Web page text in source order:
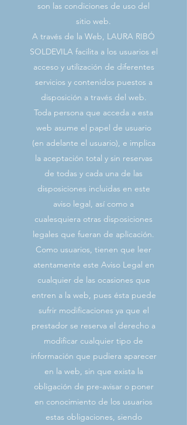
son las condiciones de uso del
sitio web.
A través de la Web, LAURA RIBÓ
SOLDEVILA facilita a los usuarios el
acceso y utilización de diferentes
servicios y contenidos puestos a
disposición a través del web.
Toda persona que acceda a esta
web asume el papel de usuario
(en adelante el usuario), e implica
la aceptación total y sin reservas
de todas y cada una de las
disposiciones incluidas en este
aviso legal, así como a
cualesquiera otras disposiciones
legales que fueran de aplicación.
Como usuarios, tienen que leer
atentamente este Aviso Legal en
cualquier de las ocasiones que
entren a la web, pues ésta puede
sufrir modificaciones ya que el
prestador se reserva el derecho a
modificar cualquier tipo de
información que pudiera aparecer
en la web, sin que exista la
obligación de pre-avisar o poner
en conocimiento de los usuarios
estas obligaciones, siendo